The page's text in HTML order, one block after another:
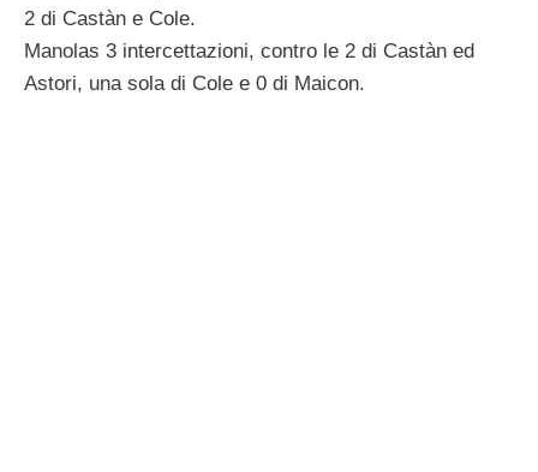
2 di Castàn e Cole.
Manolas 3 intercettazioni, contro le 2 di Castàn ed
Astori, una sola di Cole e 0 di Maicon.